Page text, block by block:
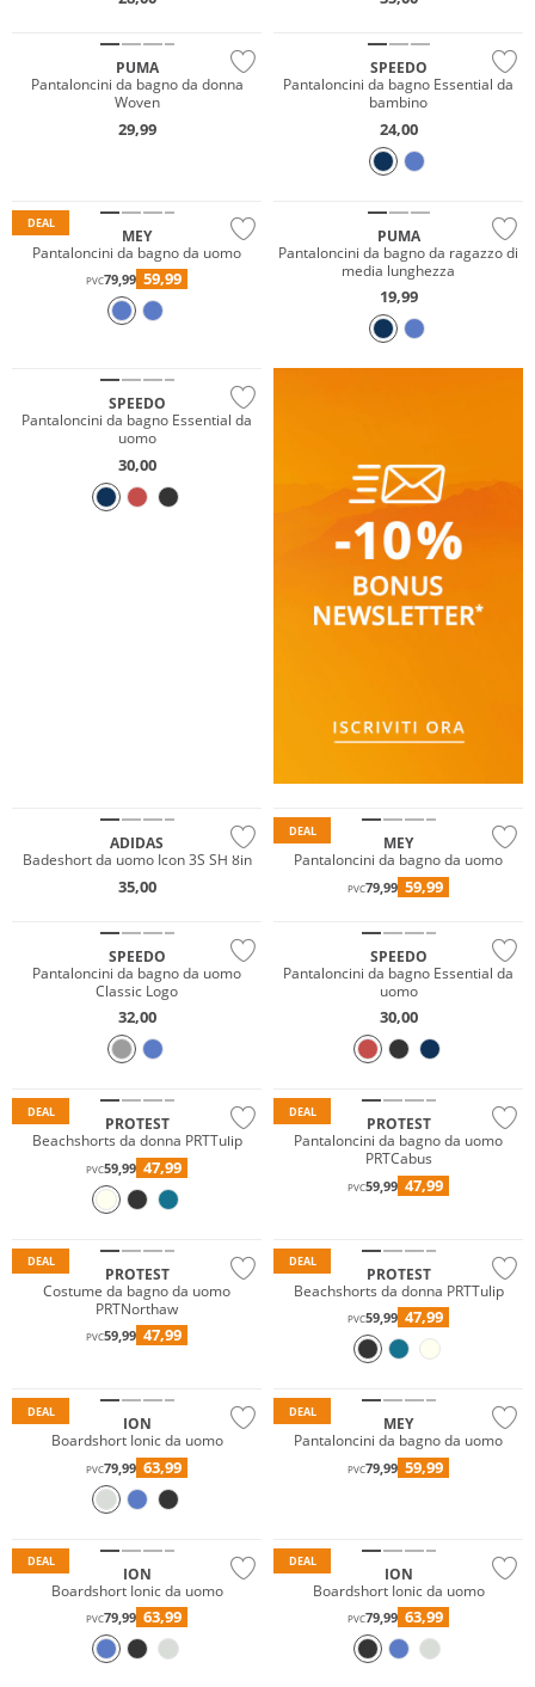
PUMA
Pantaloncini da bagno da donna
Woven
29,99
SPEEDO
Pantaloncini da bagno Essential da
bambino
24,00
DEAL
MEY
Pantaloncini da bagno da uomo
PVC79,99 59,99
PUMA
Pantaloncini da bagno da ragazzo di
media lunghezza
19,99
SPEEDO
Pantaloncini da bagno Essential da
uomo
30,00
ADIDAS
Badeshort da uomo Icon 3S SH 8in
35,00
DEAL
Sostenibile
MEY
Pantaloncini da bagno da uomo
PVC79,99 59,99
SPEEDO
Pantaloncini da bagno da uomo
Classic Logo
32,00
SPEEDO
Pantaloncini da bagno Essential da
uomo
30,00
DEAL
PROTEST
Beachshorts da donna PRTTulip
PVC59,99 47,99
DEAL
PROTEST
Pantaloncini da bagno da uomo
PRTCabus
PVC59,99 47,99
DEAL
PROTEST
Costume da bagno da uomo
PRTNorthaw
PVC59,99 47,99
DEAL
PROTEST
Beachshorts da donna PRTTulip
PVC59,99 47,99
DEAL
ION
Boardshort Ionic da uomo
PVC79,99 63,99
DEAL
MEY
Pantaloncini da bagno da uomo
PVC79,99 59,99
DEAL
ION
Boardshort Ionic da uomo
PVC79,99 63,99
DEAL
ION
Boardshort Ionic da uomo
PVC79,99 63,99